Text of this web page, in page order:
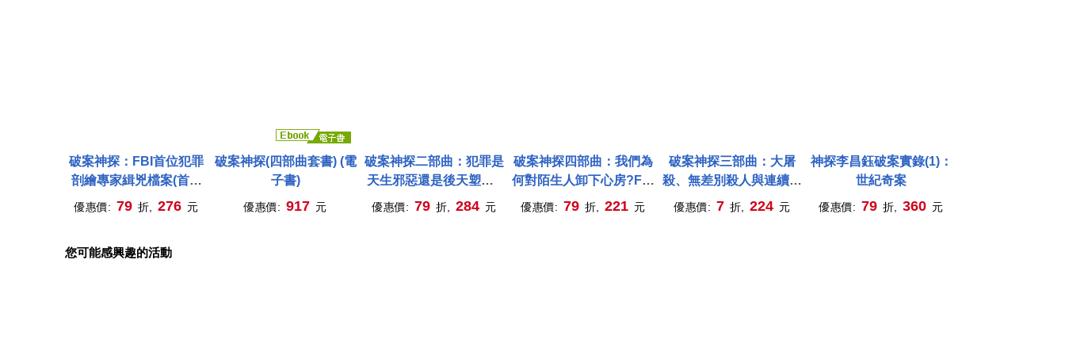
破案神探：FBI首位犯罪
剖繪專家緝兇檔案(首部
曲)
優惠價: 79 折, 276 元
破案神探(四部曲套書) (電
子書)
優惠價: 917 元
破案神探二部曲：犯罪是
天生邪惡還是後天塑造?
FBI探員側寫連續殺人魔
優惠價: 79 折, 284 元
破案神探四部曲：我們為
何對陌生人卸下心房?FBI
剖析第一起網路連續殺人
優惠價: 79 折, 221 元
破案神探三部曲：大屠
殺、無差別殺人與連續殺
人犯，FBI探員剖繪犯罪
優惠價: 7 折, 224 元
神探李昌鈺破案實錄(1)：
世紀奇案
優惠價: 79 折, 360 元
您可能感興趣的活動